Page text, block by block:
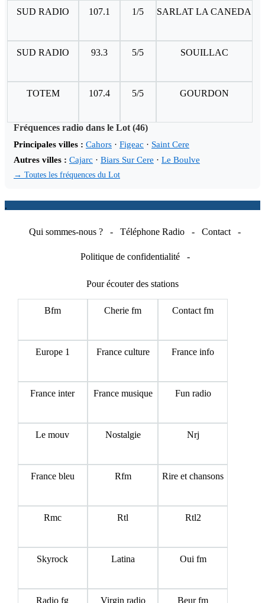
SUD RADIO 107.1 1/5 SARLAT LA CANEDA
SUD RADIO 93.3 5/5 SOUILLAC
TOTEM 107.4 5/5 GOURDON
Fréquences radio dans le Lot (46)
Principales villes : Cahors · Figeac · Saint Cere
Autres villes : Cajarc · Biars Sur Cere · Le Boulve
→ Toutes les fréquences du Lot
.
Qui sommes-nous ? - Téléphone Radio - Contact -
Politique de confidentialité -
Pour écouter des stations
Bfm Cherie fm Contact fm
Europe 1 France culture France info
France inter France musique Fun radio
Le mouv Nostalgie Nrj
France bleu Rfm Rire et chansons
Rmc Rtl Rtl2
Skyrock Latina Oui fm
Radio fg Virgin radio Beur fm